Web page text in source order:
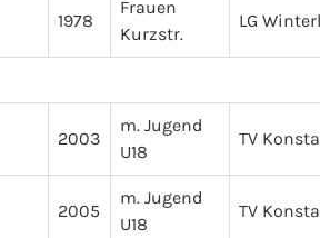
1978
Frauen
Kurzstr.
LG
2003
m. Jugend
U18
TV
2005
m. Jugend
U18
TV